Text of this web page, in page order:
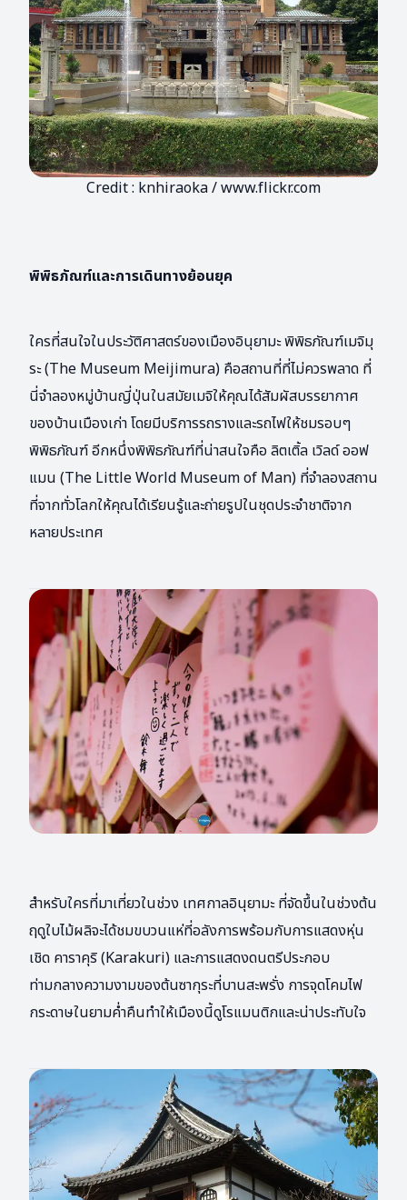
Credit : knhiraoka / www.flickr.com
พิพิธภัณฑ์และการเดินทางย้อนยุค
ใครที่สนใจในประวัติศาสตร์ของเมืองอินุยามะ พิพิธภัณฑ์เมจิมุ
ระ (The Museum Meijimura) คือสถานที่ที่ไม่ควรพลาด ที่
นี่จำลองหมู่บ้านญี่ปุ่นในสมัยเมจิให้คุณได้สัมผัสบรรยากาศ
ของบ้านเมืองเก่า โดยมีบริการรถรางและรถไฟให้ชมรอบๆ
พิพิธภัณฑ์ อีกหนึ่งพิพิธภัณฑ์ที่น่าสนใจคือ ลิตเติ้ล เวิลด์ ออฟ
แมน (The Little World Museum of Man) ที่จำลองสถาน
ที่จากทั่วโลกให้คุณได้เรียนรู้และถ่ายรูปในชุดประจำชาติจาก
หลายประเทศ
สำหรับใครที่มาเที่ยวในช่วง เทศกาลอินุยามะ ที่จัดขึ้นในช่วงต้น
ฤดูใบไม้ผลิจะได้ชมขบวนแห่ที่อลังการพร้อมกับการแสดงหุ่น
เชิด คาราคุริ (Karakuri) และการแสดงดนตรีประกอบ
ท่ามกลางความงามของต้นซากุระที่บานสะพรั่ง การจุดโคมไฟ
กระดาษในยามค่ำคืนทำให้เมืองนี้ดูโรแมนติกและน่าประทับใจ